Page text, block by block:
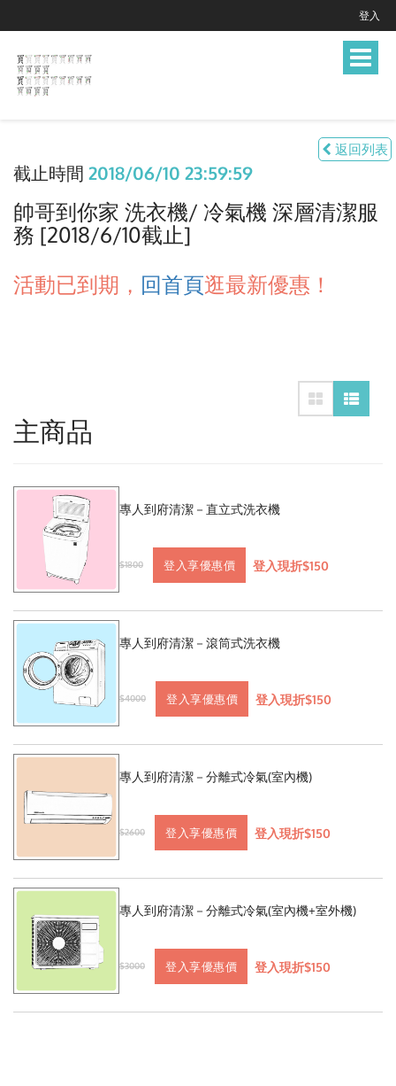
登入
Toggle
返回列表
截止時間 2018/06/10 23:59:59
帥哥到你家 洗衣機/ 冷氣機 深層清潔服
務 [2018/6/10截止]
活動已到期， 回首頁逛最新優惠！
主商品
專人到府清潔－直立式洗衣機
$1800 登入享優惠價 登入現折$150
專人到府清潔－滾筒式洗衣機
$4000 登入享優惠價 登入現折$150
專人到府清潔－分離式冷氣(室內機)
$2600 登入享優惠價 登入現折$150
專人到府清潔－分離式冷氣(室內機+室外機)
$3000 登入享優惠價 登入現折$150